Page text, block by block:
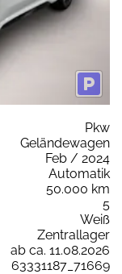
Pkw
Geländewagen
Feb / 2024
Automatik
50.000 km
5
Weiß
Zentrallager
ab ca. 11.08.2026
63331187_71669